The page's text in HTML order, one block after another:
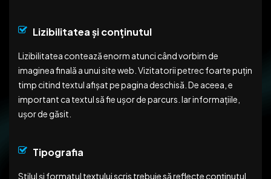
Lizibilitatea și conținutul
Lizibilitatea contează enorm atunci când vorbim de
imaginea finală a unui site web. Vizitatorii petrec foarte puțin
timp citind textul afișat pe pagina deschisă. De aceea, e
important ca textul să fie ușor de parcurs. Iar informațiile,
ușor de găsit.
Tipografia
Stilul și formatul textului scris trebuie să reflecte conținutul